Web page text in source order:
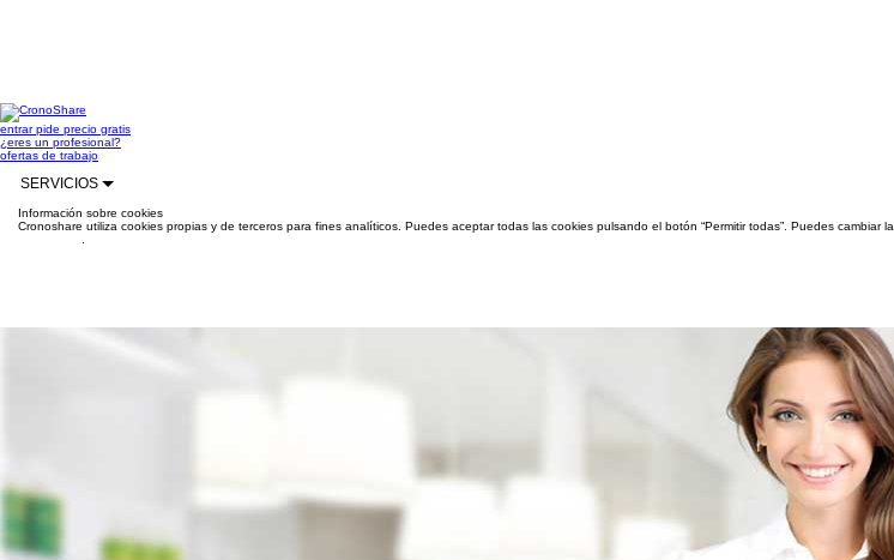
entrarpide precio gratis
¿eres un profesional?
ofertas de trabajo
SERVICIOS
Información sobre cookies
Cronoshare utiliza cookies propias y de terceros para fines analíticos. Puedes aceptar todas las cookies pulsando el botón “Permitir todas”. Puedes cambiar la